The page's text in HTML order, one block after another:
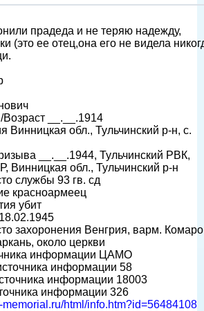
прадеда и не теряю надежду,
(это ее отец,она его не видела
__.__.1914
Винницкая обл., Тульчинский р-н, с.
__.__.1944, Тульчинский РВК,
Винницкая обл., Тульчинский р-н
службы 93 гв. сд
красноармеец
убит
захоронения Венгрия, варм.
около церкви
информации ЦАМО
информации 58
информации 18003
информации 326
memorial.ru/html/info.htm?id=56484108